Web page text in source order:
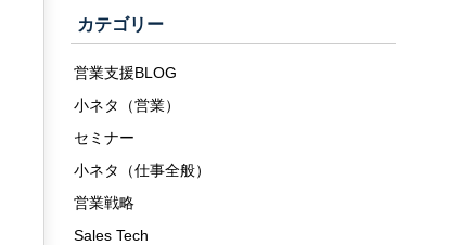
カテゴリー
営業支援BLOG
小ネタ（営業）
セミナー
小ネタ（仕事全般）
営業戦略
Sales Tech